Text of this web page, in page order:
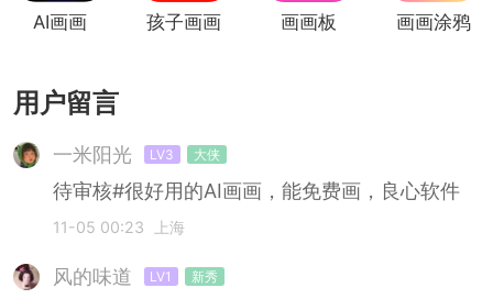
AI画画 孩子画画 画画板 画画涂鸦
用户留言
一米阳光 LV3 大侠
待审核#很好用的AI画画，能免费画，良心软件
11-05 00:23 上海
风的味道 LV1 新秀